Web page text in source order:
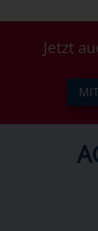
Jetzt